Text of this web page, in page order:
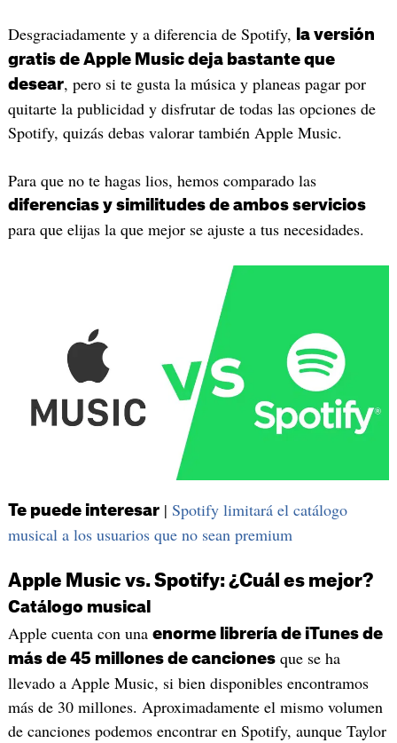
Desgraciadamente y a diferencia de Spotify,
la versión
gratis de Apple Music deja bastante que
desear, pero si te gusta la música y planeas pagar por
quitarte la publicidad y disfrutar de todas las opciones de
Spotify, quizás debas valorar también Apple Music.
Para que no te hagas lios, hemos comparado las
diferencias y similitudes de ambos servicios
para que elijas la que mejor se ajuste a tus necesidades.
Te puede interesar| Spotify limitará el catálogo
musical a los usuarios que no sean premium
Apple Music vs. Spotify: ¿Cuál es mejor?
Catálogo musical
Apple cuenta con una enorme librería de iTunes de
más de 45 millones de cancionesque se ha
llevado a Apple Music, si bien disponibles encontramos
más de 30 millones. Aproximadamente el mismo volumen
de canciones podemos encontrar en Spotify, aunque Taylor